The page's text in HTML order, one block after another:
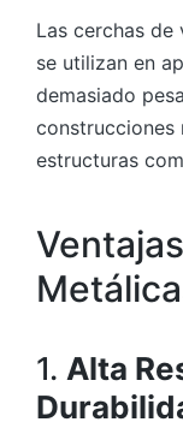
Las cerchas de
se utilizan en
demasiado
construcciones
estructuras
1. Alta